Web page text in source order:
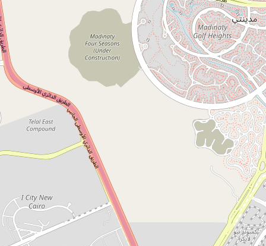
مساحة المشروع
123 فدانا
المحافظة
القاهرة